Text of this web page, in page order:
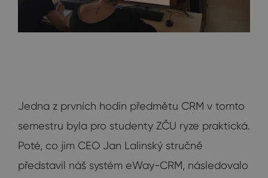
Jedna z prvních hodin předmětu CRM v tomto
semestru byla pro studenty ZČU ryze praktická.
Poté, co jim CEO Jan Lalinský stručně
představil náš systém eWay-CRM, následovalo